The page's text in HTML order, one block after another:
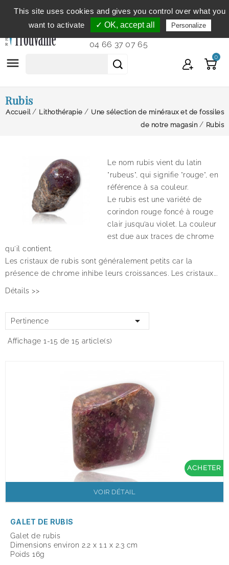
Service clientèle
du lundi au vendredi de 9h à 12h et
de 14h à 18h...
04 66 37 07 65
 0
Rubis
Accueil Lithothérapie
Une sélection de minéraux et de fossiles
de notre magasin
Rubis
Le nom rubis vient du latin
"rubeus", qui signifie "rouge", en
référence à sa couleur.
Le rubis est une variété de
corindon rouge foncé à rouge
clair jusqu’au violet. La couleur
est due aux traces de chrome
qu'il contient.
Les cristaux de rubis sont généralement petits car la
présence de chrome inhibe leurs croissances. Les cristaux...
Détails >>
Pertinence 
Affichage 1-15 de 15 article(s)
ACHETER
VOIR DÉTAIL
GALET DE RUBIS
Galet de rubis
Dimensions environ 2.2 x 1.1 x 2.3 cm
Poids 16g
This site uses cookies and gives you control over what you
want to activate
✓ OK, accept all Personalize